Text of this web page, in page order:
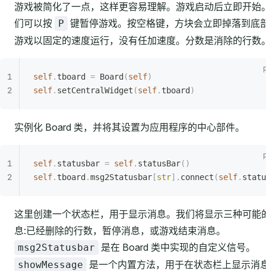
游戏被简化了一点，这样更容易理解。游戏启动后立即开始
们可以按 P 键暂停游戏。按空格键，方块会立即掉落到底
游戏以固定的速度运行，没有任加速度。分数是消除的行数
self. tboard = Board (self)
self. setCentralWidget (self. tboard )
实例化 Board 类，并将其设置为应用程序的中心部件。
self. statusbar = self. statusBar()
self. tboard .msg2Statusbar [str]. connect (self.
这里创建一个状态栏，用于显示消息。我们将显示三种可能
息:已经删除的行数，暂停消息，或游戏结束消息。
msg2Statusbar 是在 Board 类中实现的自定义信号。
showMessage 是一个内置方法，用于在状态栏上显示消